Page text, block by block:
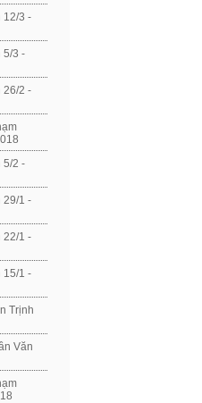
12/3 -
5/3 -
26/2 -
5/2 -
29/1 -
22/1 -
15/1 -
Trịnh
Văn